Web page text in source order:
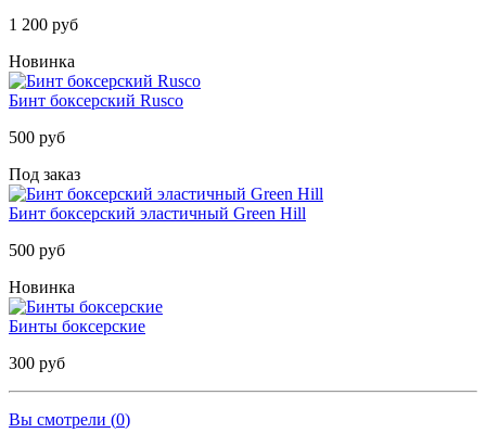
1 200 руб
Новинка
Бинт боксерский Rusco
500 руб
Под заказ
Бинт боксерский эластичный Green Hill
500 руб
Новинка
Бинты боксерские
300 руб
Вы смотрели (0)